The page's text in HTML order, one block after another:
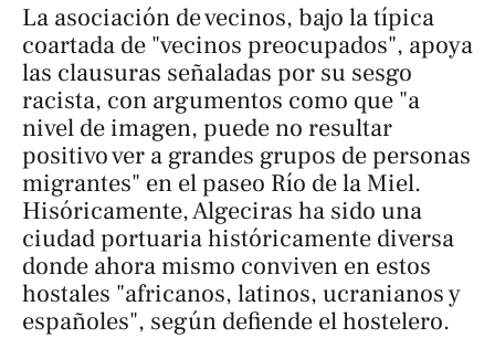
La asociación de vecinos, bajo la típica
coartada de "vecinos preocupados", apoya
las clausuras señaladas por su sesgo
racista, con argumentos como que "a
nivel deimagen, puede no resultar
positivo ver a grandes grupos de personas
migrantes" en el paseo Río de la Miel.
Hisóricamente, Algeciras ha sido una
ciudad portuaria históricamente diversa
donde ahora mismo conviven en estos
hostales "africanos, latinos, ucranianos y
españoles", según defiende el hostelero.